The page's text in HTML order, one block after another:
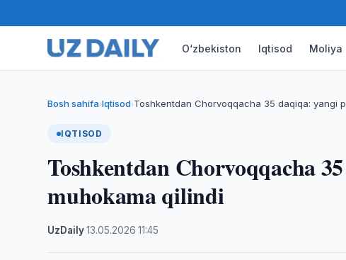
O‘zbekiston Iqtisod Moliya
Bosh sahifa›Iqtisod›Toshkentdan Chorvoqqacha 35 daqiqa: yangi
IQTISOD
Toshkentdan Chorvoqqacha
muhokama qilindi
UzDaily·13.05.2026 ·11:45